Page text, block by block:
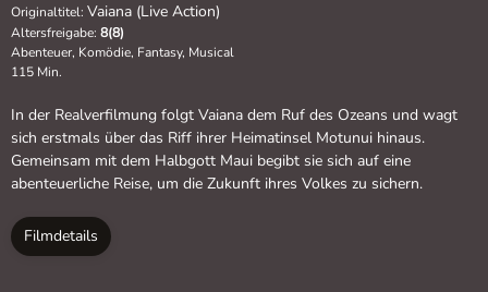
Originaltitel: Vaiana (Live Action)
Altersfreigabe: 8(8)
Abenteuer, Komödie, Fantasy, Musical
115 Min.
In der Realverfilmung folgt Vaiana dem Ruf des Ozeans und wagt
sich erstmals über das Riff ihrer Heimatinsel Motunui hinaus.
Gemeinsam mit dem Halbgott Maui begibt sie sich auf eine
abenteuerliche Reise, um die Zukunft ihres Volkes zu sichern.
Filmdetails